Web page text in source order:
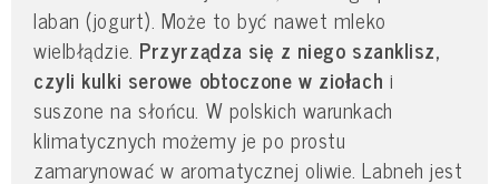
laban (jogurt). Może to być nawet mleko
wielbłądzie. Przyrządza się z niego szanklisz,
czyli kulki serowe obtoczone w ziołach i
suszone na słońcu. W polskich warunkach
klimatycznych możemy je po prostu
zamarynować w aromatycznej oliwie. Labneh jest